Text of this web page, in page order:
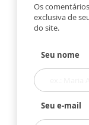
Os
exclusiva de
do site.
Seu nome
Seu e-mail